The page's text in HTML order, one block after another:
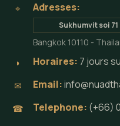
⌖ Adresses:
Sukhumvit soi 71
Bangkok 10110 -
◗ Horaires: 7 jours
✉ Email:
☎ Telephone: (+66)